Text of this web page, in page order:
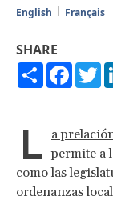
English
Français
SHARE
Share
L a
permite a
como las
ordenanzas